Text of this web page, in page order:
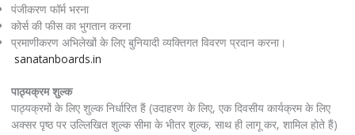
पंजीकरण फॉर्म भरना
कोर्स की फीस का भुगतान करना
प्रमाणीकरण अभिलेखों के लिए बुनियादी व्यक्तिगत विवरण प्रदान करना।
sanatanboards.in
पाठ्यक्रम शुल्क
पाठ्यक्रमों के लिए शुल्क निर्धारित हैं (उदाहरण के लिए, एक दिवसीय कार्यक्रम के लिए
अक्सर पृष्ठ पर उल्लिखित शुल्क सीमा के भीतर शुल्क, साथ ही लागू कर, शामिल होते हैं)